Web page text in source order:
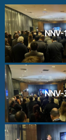
NNV-
NNV-